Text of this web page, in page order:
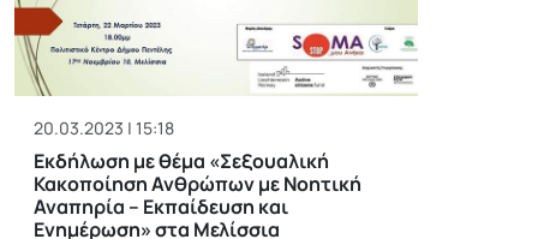
20.03.2023 | 15:18
Εκδήλωση με θέμα «Σεξουαλική
Κακοποίηση Ανθρώπων με Νοητική
Αναπηρία – Εκπαίδευση και
Ενημέρωση» στα Μελίσσια